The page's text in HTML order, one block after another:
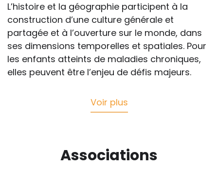
L’histoire et la géographie participent à la
construction d’une culture générale et
partagée et à l’ouverture sur le monde, dans
ses dimensions temporelles et spatiales. Pour
les enfants atteints de maladies chroniques,
elles peuvent être l’enjeu de défis majeurs.
Voir plus
Associations